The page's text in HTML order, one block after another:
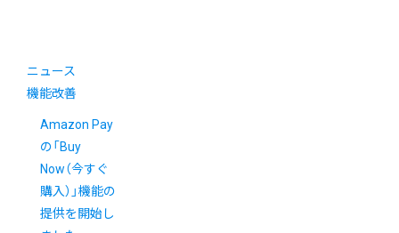
ニュース
機能改善
Amazon Pay
の「Buy
Now（今すぐ
購入）」機能の
提供を開始し